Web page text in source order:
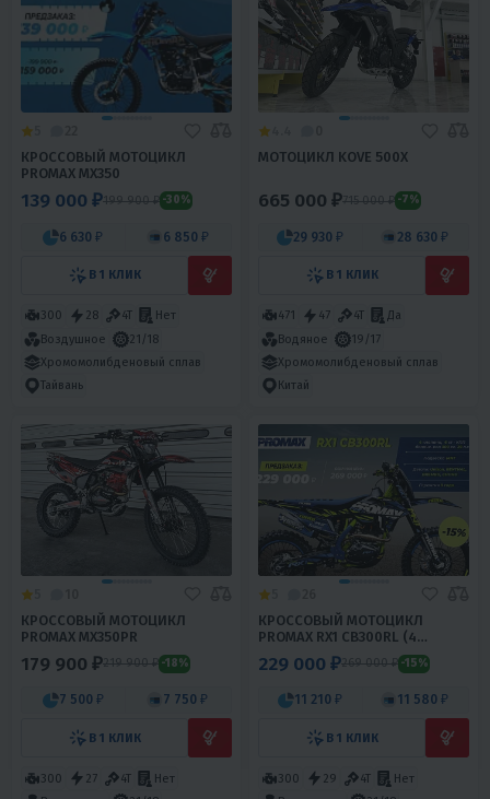
КРОССОВЫЙ МОТОЦИКЛ
PROMAX MX350
139 000 ₽199 900 ₽ -30%
6 630 ₽ 6 850 ₽
В 1 КЛИК
300 28 4T
Нет
Воздушное
21/18
Хромомолибденовый сплав
Тайвань
МОТОЦИКЛ KOVE 500X
665 000 ₽715 000 ₽ -7%
29 930 ₽ 28 630 ₽
В 1 КЛИК
471 47 4T
Да
Водяное
19/17
Хромомолибденовый сплав
Китай
КРОССОВЫЙ МОТОЦИКЛ
PROMAX MX350PR
179 900 ₽219 900 ₽ -18%
7 500 ₽ 7 750 ₽
В 1 КЛИК
300 27 4T
Нет
КРОССОВЫЙ МОТОЦИКЛ
PROMAX RX1 CB300RL (4
VALVES, 6 GEARS)
229 000 ₽269 000 ₽ -15%
11 210 ₽ 11 580 ₽
В 1 КЛИК
300 29 4T
Нет